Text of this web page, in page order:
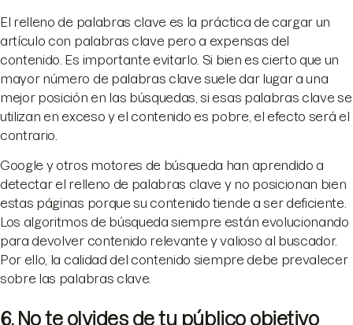
El relleno de palabras clave es la práctica de cargar un
artículo con palabras clave pero a expensas del
contenido. Es importante evitarlo. Si bien es cierto que un
mayor número de palabras clave suele dar lugar a una
mejor posición en las búsquedas, si esas palabras clave se
utilizan en exceso y el contenido es pobre, el efecto será el
contrario.
Google y otros motores de búsqueda han aprendido a
detectar el relleno de palabras clave y no posicionan bien
estas páginas porque su contenido tiende a ser deficiente.
Los algoritmos de búsqueda siempre están evolucionando
para devolver contenido relevante y valioso al buscador.
Por ello, la calidad del contenido siempre debe prevalecer
sobre las palabras clave.
6. No te olvides de tu público objetivo